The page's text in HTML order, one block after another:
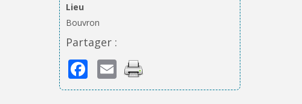
Lieu
Bouvron
Partager :
Facebook
Email